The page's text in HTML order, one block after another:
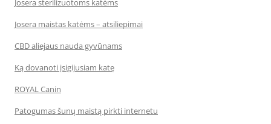
Josera sterilizuotoms katėms
Josera maistas katėms – atsiliepimai
CBD aliejaus nauda gyvūnams
Ką dovanoti įsigijusiam katę
ROYAL Canin
Patogumas šunų maistą pirkti internetu